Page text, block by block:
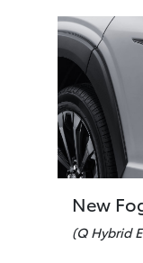
New
(Q Hybrid